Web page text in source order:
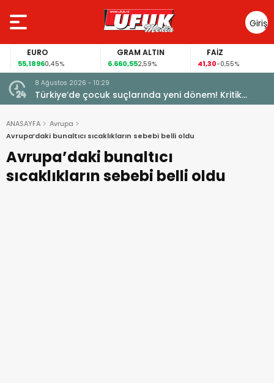
Giriş
Yap
EURO
55,18960,45%
GRAM ALTIN
6.660,552,59%
FAİZ
41,30-0,55%
8 Ağustos 2026 - 10:29
Türkiye’de çocuk suçlarında yeni dönem! Kritik
maddeler kabul edildi
ANASAYFA
Avrupa
Avrupa’daki bunaltıcı sıcaklıkların sebebi belli oldu
Avrupa’daki bunaltıcı
sıcaklıkların sebebi belli oldu